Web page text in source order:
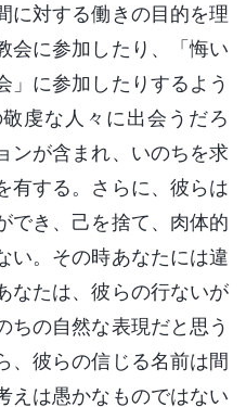
に対する働きの目的を理
会に参加したり、「悔い
」に参加したりするよう
虔な人々に出会うだろ
ンが含まれ、いのちを求
有する。さらに、彼らは
でき、己を捨て、肉体的
い。その時あなたには違
なたは、彼らの行ないが
ちの自然な表現だと思う
、彼らの信じる名前は間
えは愚かなものではない